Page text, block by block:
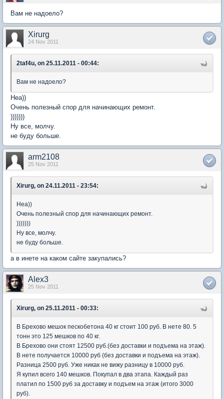
Вам не надоело?
Xirurg
24 Nov 2011
2taf4u, on 25.11.2011 - 00:44:
Вам не надоело?
Неа))
Очень полезный спор для начинающих ремонт.
)))))))
Ну все, молчу.
не буду больше.
arm2108
25 Nov 2011
Xirurg, on 24.11.2011 - 23:54:
Неа))
Очень полезный спор для начинающих ремонт.
)))))))
Ну все, молчу.
не буду больше.
а в инете на каком сайте закупались?
Alex3
25 Nov 2011
Xirurg, on 25.11.2011 - 00:33:
В Брехово мешок пескобетона 40 кг стоит 100 руб. В нете 80. 5
тонн это 125 мешков по 40 кг.
В Брехово они стоят 12500 руб.(без доставки и подъема на этаж).
В нете получается 10000 руб (без доставки и подъема на этаж).
Разница 2500 руб. Уже никак не вижу разницу в 10000 руб.
Я купил всего 140 мешков. Покупал в два этапа. Каждый раз
платил по 1500 руб за доставку и подъем на этаж (итого 3000
руб).